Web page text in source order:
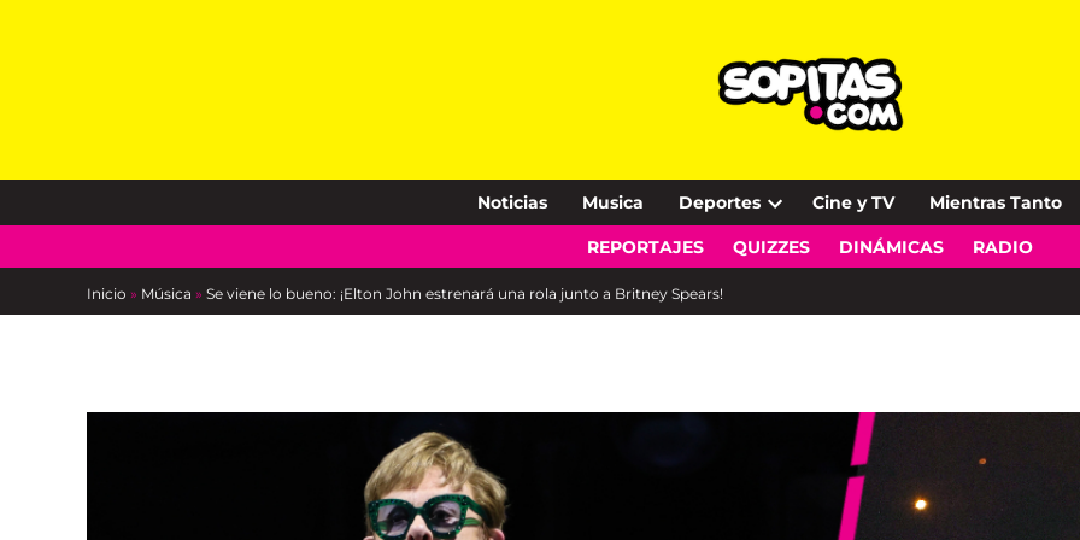
Noticias Musica Deportes
Open
dropdown
Cine y TV Mientras Tanto
REPORTAJES QUIZZES DINÁMICAS RADIO
Inicio » Música » Se viene lo bueno: ¡Elton John estrenará una rola junto a Britney Spears!